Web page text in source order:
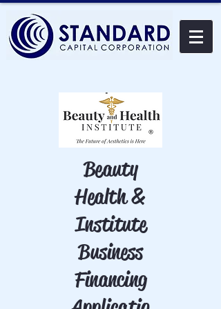
Beauty
Health &
Institute
Business
Financing